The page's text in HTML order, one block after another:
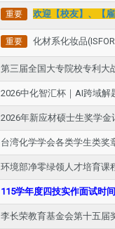
重要 欢迎【校友】、【
重要 化材系化妆品
第三届全国大专院校专利大
2026中化智汇杯｜AI跨域解
2026年新应材硕士生奖学金
台湾化学学会各类学生类奖
环境部净零绿领人才培育课
115学年度四技实作面试时
李长荣教育基金会第十五届